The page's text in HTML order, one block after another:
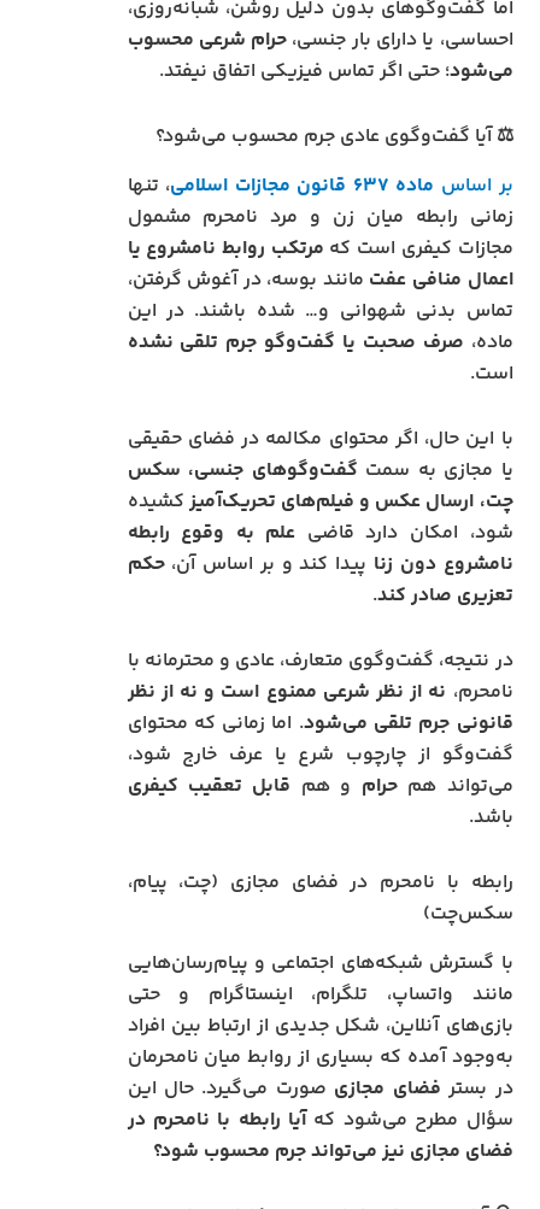
اما گفت‌وگوهای بدون دلیل روشن، شبانه‌روزی،
احساسی، یا دارای بار جنسی، حرام شرعی محسوب
می‌شود؛ حتی اگر تماس فیزیکی اتفاق نیفتد.
⚖️ آیا گفت‌وگوی عادی جرم محسوب می‌شود؟
بر اساس ماده ۶۳۷ قانون مجازات اسلامی
، تنها
زمانی رابطه میان زن و مرد نامحرم مشمول
مجازات کیفری است که مرتکب روابط نامشروع یا
اعمال منافی عفت مانند بوسه، در آغوش گرفتن،
تماس بدنی شهوانی و… شده باشند. در این
ماده، صرف صحبت یا گفت‌وگو جرم تلقی نشده
است.
با این حال، اگر محتوای مکالمه در فضای حقیقی
یا مجازی به سمت گفت‌وگوهای جنسی، سکس‌
چت، ارسال عکس و فیلم‌های تحریک‌آمیز کشیده
شود، امکان دارد قاضی علم به وقوع رابطه
نامشروع دون زنا پیدا کند و بر اساس آن،حکم
تعزیری صادر کند.
در نتیجه، گفت‌وگوی متعارف، عادی و محترمانه با
نامحرم، نه از نظر شرعی ممنوع است و نه از نظر
قانونی جرم تلقی می‌شود. اما زمانی که محتوای
گفت‌وگو از چارچوب شرع یا عرف خارج شود،
می‌تواند همحرام و هم قابل تعقیب کیفری
باشد.
رابطه با نامحرم در فضای مجازی (چت، پیام،
سکس‌چت)
با گسترش شبکه‌های اجتماعی و پیام‌رسان‌هایی
مانند واتساپ، تلگرام، اینستاگرام و حتی
بازی‌های آنلاین، شکل جدیدی از ارتباط بین افراد
به‌وجود آمده که بسیاری از روابط میان نامحرمان
در بستر فضای مجازی صورت می‌گیرد. حال این
سؤال مطرح می‌شود کهآیا رابطه با نامحرم در
فضای مجازی نیز می‌تواند جرم محسوب شود؟